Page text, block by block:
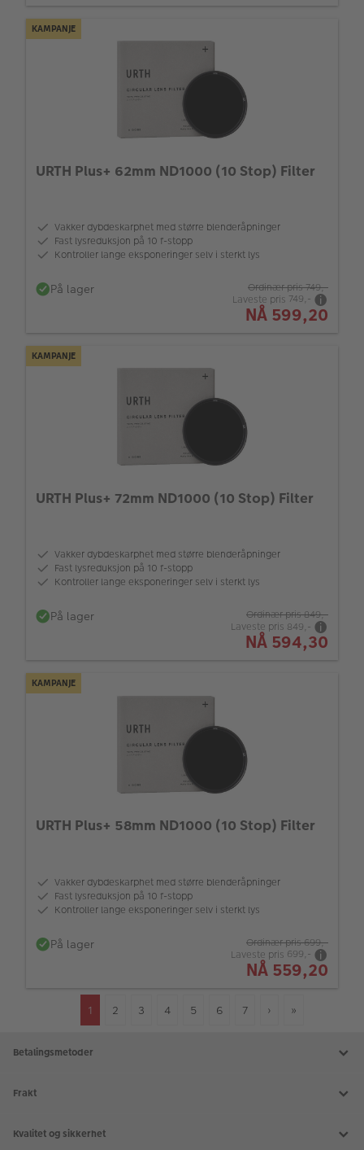
KAMPANJE
URTH Plus+ 62mm ND1000 (10 Stop) Filter
Vakker dybdeskarphet med større blenderåpninger
Fast lysreduksjon på 10 f-stopp
Kontroller lange eksponeringer selv i sterkt lys
På lager Ordinær pris749,-
Laveste pris 749,-
NÅ 599,20
KAMPANJE
URTH Plus+ 72mm ND1000 (10 Stop) Filter
Vakker dybdeskarphet med større blenderåpninger
Fast lysreduksjon på 10 f-stopp
Kontroller lange eksponeringer selv i sterkt lys
På lager Ordinær pris849,-
Laveste pris 849,-
NÅ 594,30
KAMPANJE
URTH Plus+ 58mm ND1000 (10 Stop) Filter
Vakker dybdeskarphet med større blenderåpninger
Fast lysreduksjon på 10 f-stopp
Kontroller lange eksponeringer selv i sterkt lys
På lager Ordinær pris699,-
Laveste pris 699,-
NÅ 559,20
1 2 3 4 5 6 7 › »
Betalingsmetoder
Frakt
Kvalitet og sikkerhet